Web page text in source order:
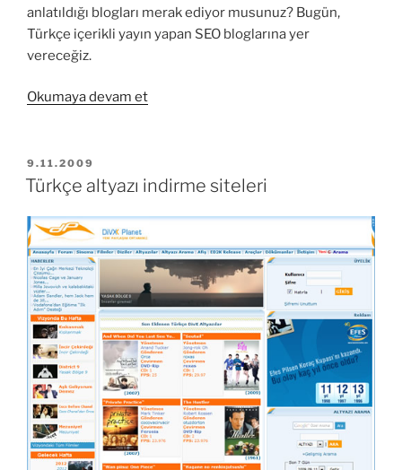
anlatıldığı blogları merak ediyor musunuz? Bugün,
Türkçe içerikli yayın yapan SEO bloglarına yer
vereceğiz.
Okumaya devam et“Türkçe
YAYIM
TARIHI
9.11.2009
Türkçe altyazı indirme siteleri